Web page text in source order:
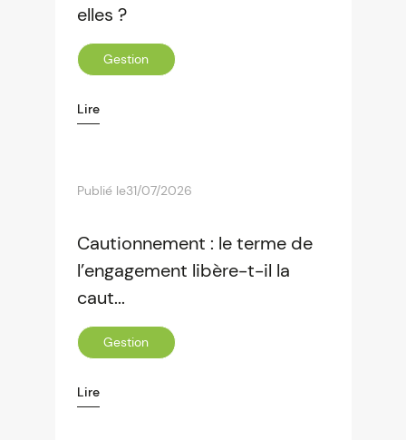
elles ?
Gestion
Lire
Publié le31/07/2026
Cautionnement : le terme de
l’engagement libère-t-il la
caut...
Gestion
Lire